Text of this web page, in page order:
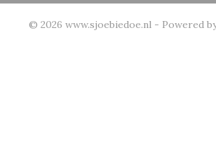
© 2026 www.sjoebiedoe.nl - Powered